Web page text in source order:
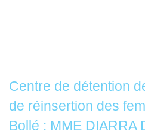
Centre de détention
de réinsertion des
Bollé : MME DIARRA